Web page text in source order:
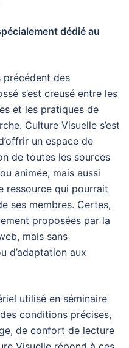
dédié au
précédent des
s’est creusé entre les
et les pratiques de
Culture Visuelle s’est
un espace de
de toutes les sources
animée, mais aussi
ressource qui pourrait
ses membres. Certes,
proposées par la
mais sans
d’adaptation aux
utilisé en séminaire
conditions précises,
de confort de lecture